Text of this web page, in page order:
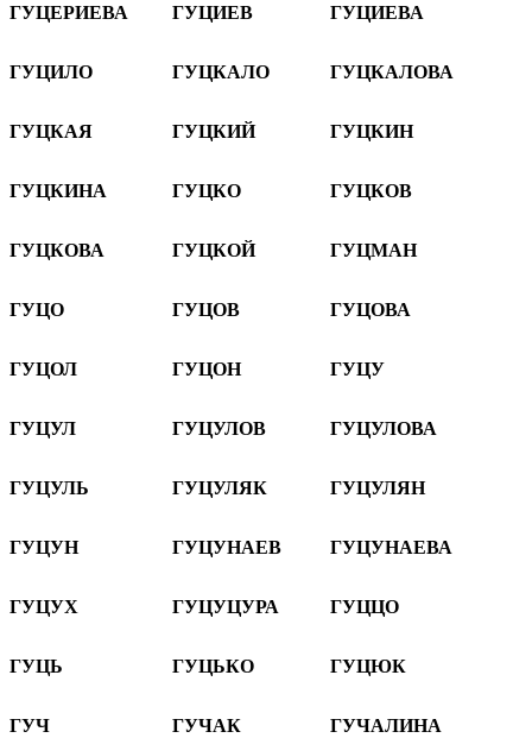
ГУЦЕРИЕВА ГУЦИЕВ ГУЦИЕВА
ГУЦИЛО ГУЦКАЛО ГУЦКАЛОВА
ГУЦКАЯ ГУЦКИЙ ГУЦКИН
ГУЦКИНА ГУЦКО ГУЦКОВ
ГУЦКОВА ГУЦКОЙ ГУЦМАН
ГУЦО ГУЦОВ ГУЦОВА
ГУЦОЛ ГУЦОН ГУЦУ
ГУЦУЛ ГУЦУЛОВ ГУЦУЛОВА
ГУЦУЛЬ ГУЦУЛЯК ГУЦУЛЯН
ГУЦУН ГУЦУНАЕВ ГУЦУНАЕВА
ГУЦУХ ГУЦУЦУРА ГУЦЦО
ГУЦЬ ГУЦЬКО ГУЦЮК
ГУЧ ГУЧАК ГУЧАЛИНА